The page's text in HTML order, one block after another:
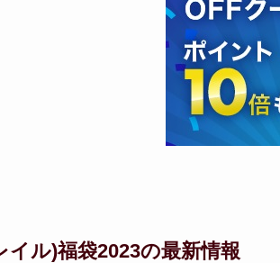
イル)福袋2023の最新情報